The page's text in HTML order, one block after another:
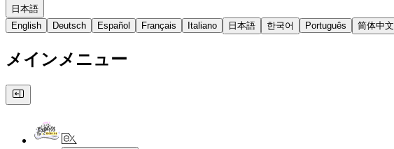
日本語
English
Deutsch Español Français Italiano 日本語 한국어 Português 简体中文
メインメニュー